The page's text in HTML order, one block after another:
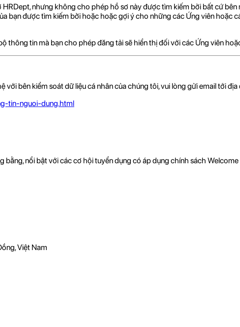
HRDept, nhưng không cho phép hồ sơ này được tìm kiếm bởi bất cứ bên
bạn được tìm kiếm bởi hoặc hoặc gợi ý cho những các Ứng viên hoặc
thông tin mà bạn cho phép đăng tải sẽ hiển thị đối với các Ứng viên
với bên kiểm soát dữ liệu cá nhân của chúng tôi, vui lòng gửi email tới địa
tin-nguoi-dung.html
bằng, nổi bật với các cơ hội tuyển dụng có áp dụng chính sách
Việt Nam